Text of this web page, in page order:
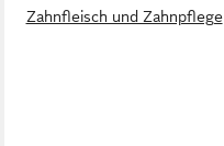
Zahnfleisch und Zahnpflege